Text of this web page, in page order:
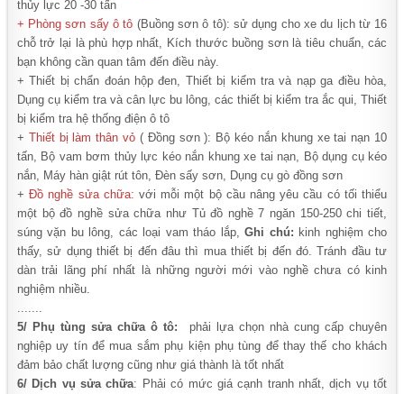
thủy lực 20 -30 tấn
+ Phòng sơn sấy ô tô (Buồng sơn ô tô): sử dụng cho xe du lịch từ 16
chỗ trở lại là phù hợp nhất, Kích thước buồng sơn là tiêu chuẩn, các
bạn không cần quan tâm đến điều này.
+ Thiết bị chẩn đoán hộp đen, Thiết bị kiểm tra và nạp ga điều hòa,
Dụng cụ kiểm tra và cân lực bu lông, các thiết bị kiểm tra ắc qui, Thiết
bị kiểm tra hệ thống điện ô tô
+ Thiết bị làm thân vỏ ( Đồng sơn ): Bộ kéo nắn khung xe tai nạn 10
tấn, Bộ vam bơm thủy lực kéo nắn khung xe tai nạn, Bộ dụng cụ kéo
nắn, Máy hàn giật rút tôn, Đèn sấy sơn, Dụng cụ gò đồng sơn
+ Đồ nghề sửa chữa: với mỗi một bộ cầu nâng yêu cầu có tối thiểu
một bộ đồ nghề sửa chữa như Tủ đồ nghề 7 ngăn 150-250 chi tiết,
súng vặn bu lông, các loại vam tháo lắp,Ghi chú: kinh nghiệm cho
thấy, sử dụng thiết bị đến đâu thì mua thiết bị đến đó. Tránh đầu tư
dàn trải lãng phí nhất là những người mới vào nghề chưa có kinh
nghiệm nhiều.
5/ Phụ tùng sửa chữa ô tô: phải lựa chọn nhà cung cấp chuyên
nghiệp uy tín để mua sắm phụ kiện phụ tùng để thay thế cho khách
đảm bảo chất lượng cũng như giá thành là tốt nhất
6/ Dịch vụ sửa chữa: Phải có mức giá cạnh tranh nhất, dịch vụ tốt